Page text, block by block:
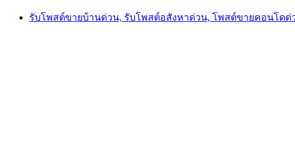
Skip
รับโพสต์ขายบ้านด่วน, รับโพสต์อสังหาด่วน, โพสต์ขายคอนโดด่